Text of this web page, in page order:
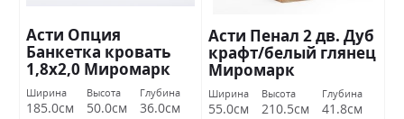
Асти Опция
Банкетка кровать
1,8х2,0 Миромарк
Ширина
185.0см
Высота
50.0см
Глубина
36.0см
Асти Пенал 2 дв. Дуб
крафт/белый глянец
Миромарк
Ширина
55.0см
Высота
210.5см
Глубина
41.8см